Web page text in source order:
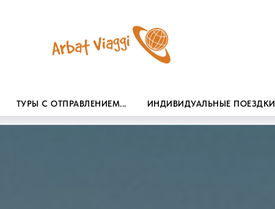
ТУРЫ С ОТПРАВЛЕНИЕМ... ИНДИВИДУАЛЬНЫЕ ПОЕЗДКИ